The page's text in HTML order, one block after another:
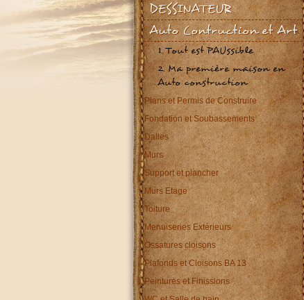
DESSINATEUR
Auto Contruction et Art
1. Tout est PAUssible
2. Ma première maison en
Auto construction
Plans et Permis de Construire
Fondation et Soubassements
Dalles
Murs
Support et plancher
Murs Etage
Toiture
Menuiseries Extérieurs
Ossatures cloisons
Plafonds et Cloisons BA 13
Peintures et Finissions